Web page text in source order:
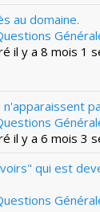
au domaine.
il y a 8 mois 1
il y a 6 mois 3
qui est